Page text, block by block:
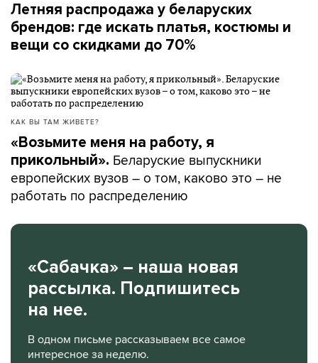
Летняя распродажа у беларуских
брендов: где искать платья, костюмы и
вещи со скидками до 70%
КАК ВЫ ТАМ ЖИВЕТЕ?
«Возьмите меня на работу, я
прикольный». Беларуские выпускники
европейских вузов – о том, каково это – не
работать по распределению
«Сабачка» – наша новая
рассылка. Подпишитесь
на нее.
В одном письме рассказываем все самое
интересное за неделю.